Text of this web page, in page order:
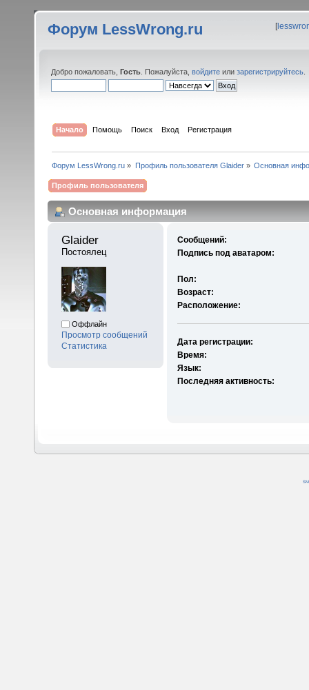
Форум LessWrong.ru [
Добро пожаловать, Гость . Пожалуйста, войдите или зарегистрируйтесь
Начало Помощь Поиск Вход Регистрация
Форум LessWrong.ru » Профиль пользователя Glaider» Основная
Профиль пользователя
Основная информация
Glaider
Постоялец
Оффлайн
Просмотр сообщений
Статистика
Сообщений:
Подпись под аватаром:
Пол:
Возраст:
Расположение:
Дата регистрации:
Время:
Язык:
Последняя активность: